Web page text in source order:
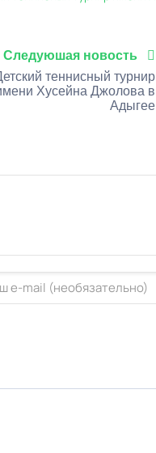
Следуюшая новость
теннисный турнир
Хусейна Джолова в
Адыгее